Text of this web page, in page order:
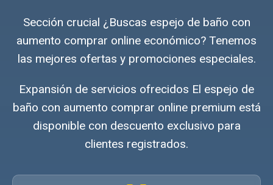
Sección crucial ¿Buscas espejo de baño con
aumento comprar online económico? Tenemos
las mejores ofertas y promociones especiales.
Expansión de servicios ofrecidos El espejo de
baño con aumento comprar online premium está
disponible con descuento exclusivo para
clientes registrados.